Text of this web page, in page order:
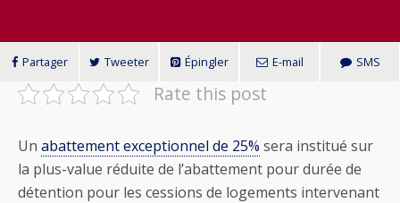
Partager Tweeter Épingler E-mail SMS
Rate this post
Un abattement exceptionnel de 25% sera institué sur
la plus-value réduite de l’abattement pour durée de
détention pour les cessions de logements intervenant